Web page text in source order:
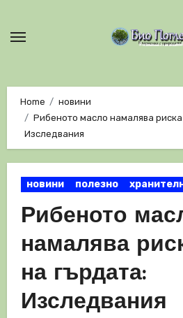
Home
новини
Рибеното масло намалява риска
Изследвания
новини полезно
Рибеното
намалява
на гърдата:
Изследвания